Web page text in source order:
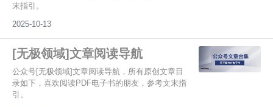
末指引。
2025-10-13
[无极领域]文章阅读导航
公众号[无极领域]文章阅读导航，所有原创文章目
录如下，喜欢阅读PDF电子书的朋友，参考文末指
引。